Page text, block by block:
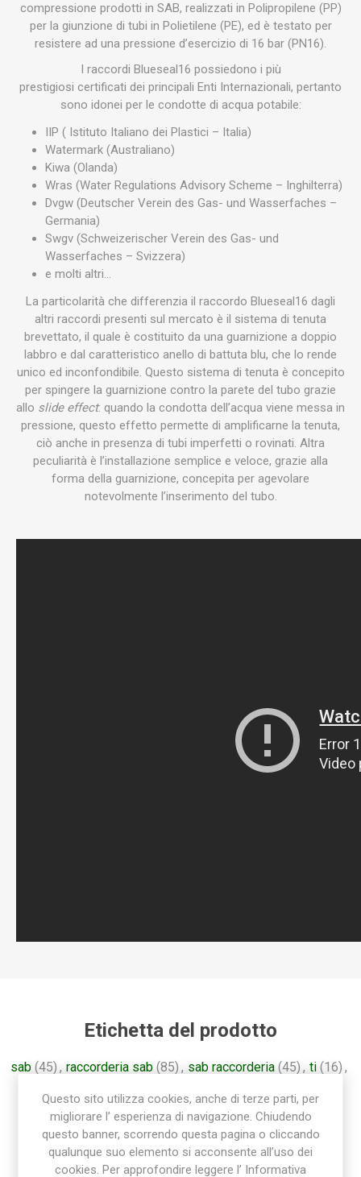
compressione prodotti in SAB, realizzati in Polipropilene (PP)
per la giunzione di tubi in Polietilene (PE), ed è testato per
resistere ad una pressione d’esercizio di 16 bar (PN16).
I raccordi Blueseal16 possiedono i più
prestigiosi certificati dei principali Enti Internazionali, pertanto
sono idonei per le condotte di acqua potabile:
IIP ( Istituto Italiano dei Plastici – Italia)
Watermark (Australiano)
Kiwa (Olanda)
Wras (Water Regulations Advisory Scheme – Inghilterra)
Dvgw (Deutscher Verein des Gas- und Wasserfaches –
Germania)
Swgv (Schweizerischer Verein des Gas- und
Wasserfaches – Svizzera)
e molti altri…
La particolarità che differenzia il raccordo Blueseal16 dagli
altri raccordi presenti sul mercato è il sistema di tenuta
brevettato, il quale è costituito da una guarnizione a doppio
labbro e dal caratteristico anello di battuta blu, che lo rende
unico ed inconfondibile. Questo sistema di tenuta è concepito
per spingere la guarnizione contro la parete del tubo grazie
allo slide effect: quando la condotta dell’acqua viene messa in
pressione, questo effetto permette di amplificarne la tenuta,
ciò anche in presenza di tubi imperfetti o rovinati. Altra
peculiarità è l’installazione semplice e veloce, grazie alla
forma della guarnizione, concepita per agevolare
notevolmente l’inserimento del tubo.
Etichetta del prodotto
sab (45) , raccorderia sab (85) , sab raccorderia (45) , ti (16) ,
Questo sito utilizza cookies, anche di terze parti, per
migliorare l’ esperienza di navigazione. Chiudendo
questo banner, scorrendo questa pagina o cliccando
qualunque suo elemento si acconsente all’uso dei
cookies. Per approfondire leggere l’ Informativa